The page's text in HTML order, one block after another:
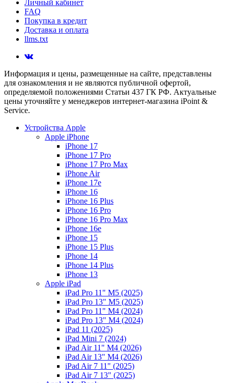
Личный кабинет
FAQ
Покупка в кредит
Доставка и оплата
llms.txt
Информация и цены, размещенные на сайте, представлены
для ознакомления и не являются публичной офертой,
определяемой положениями Статьи 437 ГК РФ. Актуальные
цены уточняйте у менеджеров интернет-магазина iPoint &
Service.
Устройства Apple
Apple iPhone
iPhone 17
iPhone 17 Pro
iPhone 17 Pro Max
iPhone Air
iPhone 17e
iPhone 16
iPhone 16 Plus
iPhone 16 Pro
iPhone 16 Pro Max
iPhone 16e
iPhone 15
iPhone 15 Plus
iPhone 14
iPhone 14 Plus
iPhone 13
Apple iPad
iPad Pro 11" M5 (2025)
iPad Pro 13" M5 (2025)
iPad Pro 11" M4 (2024)
iPad Pro 13" M4 (2024)
iPad 11 (2025)
iPad Mini 7 (2024)
iPad Air 11" M4 (2026)
iPad Air 13" M4 (2026)
iPad Air 7 11" (2025)
iPad Air 7 13" (2025)